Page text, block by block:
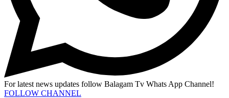
For latest news updates follow Balagam Tv Whats App Channel!
FOLLOW CHANNEL